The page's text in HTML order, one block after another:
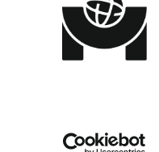
Motherwell
grupo de
marítima,
la logística,
Todos los